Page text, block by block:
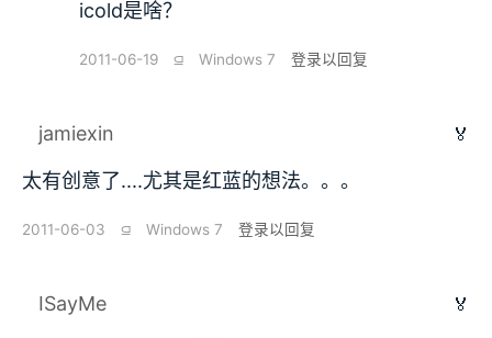
icold是啥？
2011-06-19 ⫑ Windows 7 登录以回复
jamiexin 🏅
太有创意了....尤其是红蓝的想法。。。
2011-06-03 ⫑ Windows 7 登录以回复
ISayMe 🏅